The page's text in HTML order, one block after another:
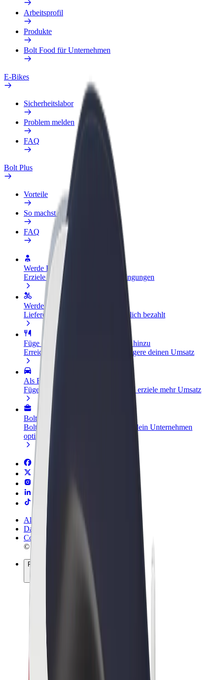
Arbeitsprofil
Produkte
Bolt Food für Unternehmen
E-Bikes
Sicherheitslabor
Problem melden
FAQ
Bolt Plus
Vorteile
So machst du mit
FAQ
Werde Fahrer:in
Erziele Umsatz nach deinen Bedingungen
Werde Kurier
Liefere Essen und werde wöchentlich bezahlt
Füge ein Restaurant oder Geschäft hinzu
Erreiche mehr Kund:innen und steigere deinen Umsatz
Als Flottenbesitzer:in anmelden
Füge deine Flotte zu Bolt hinzu und erziele mehr Umsatz
Bolt for Business
Bolt Produkte und Bolt Dienste für dein Unternehmen
optimiert
Allgemeine Geschäftsbedingungen
Datenschutz
Cookies
© 2026 Bolt Technology OÜ
Produkte
E-Scooter/E-Bikes
Bolt Market
Bolt Drive
Bolt for Business